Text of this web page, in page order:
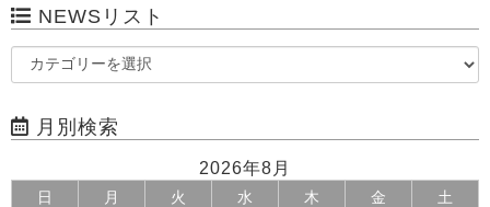
NEWSリスト
月別検索
2026年8月
日 月 火 水 木 金 土